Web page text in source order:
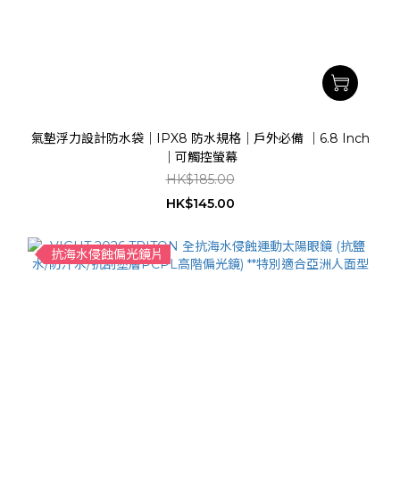
氣墊浮力設計防水袋｜IPX8 防水規格｜戶外必備 ｜6.8 Inch
｜可觸控螢幕
HK$185.00
HK$145.00
抗海水侵蝕偏光鏡片